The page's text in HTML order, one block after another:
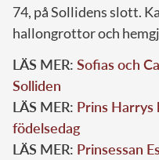
74, på Sollidens slott.
hallongrottor och
LÄS MER: Sofias och
Solliden
LÄS MER: Prins Harrys
födelsedag
LÄS MER: Prinsessan